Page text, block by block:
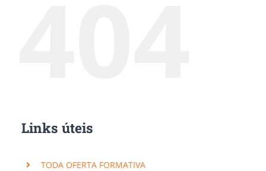
Links úteis
TODA OFERTA FORMATIVA